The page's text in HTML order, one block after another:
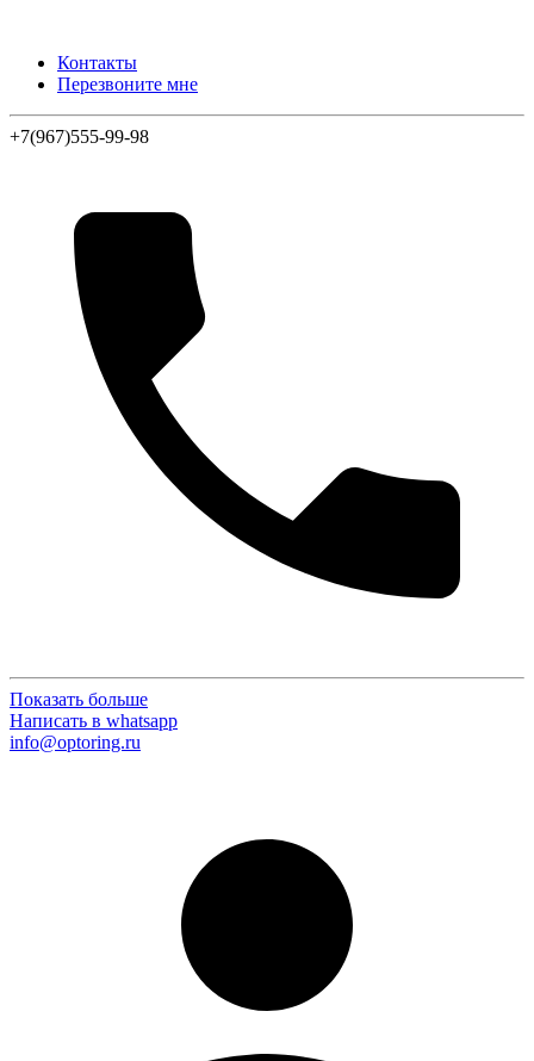
Контакты
Перезвоните мне
+7(967)555-99-98
Показать больше
Написать в whatsapp
info@optoring.ru